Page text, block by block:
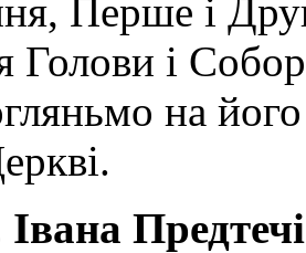
Перше і
Голови і
на його
Предтечі